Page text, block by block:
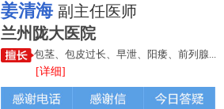
姜清海 副主任医师
兰州陇大医院
包茎、包皮过长、早泄、阳痿、前列腺...
[详细]